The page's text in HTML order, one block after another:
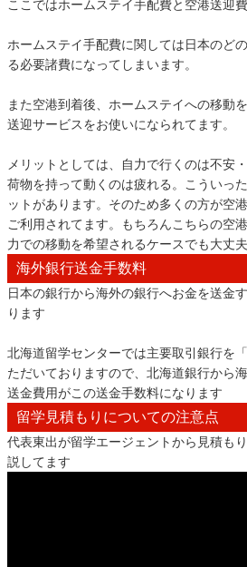
ここではホームステイ手配費と空港送迎
ホームステイ手配費に関しては日本のど
る必要諸費になってしまいます。
また空港到着後、ホームステイへの移動
送迎サービスをお使いになられてます。
メリットとしては、自力で行くのは不安
荷物を持って動くのは疲れる。こういっ
ットがあります。そのため多くの方が空
ご利用されてます。もちろんこちらの空
力での移動を希望されるケースでも大丈夫
海外銀行送金手数料
日本の銀行から海外の銀行へお金を送金
ります
北海道留学センターでは主要取引銀行を
ただいておりますので、北海道銀行から
送金費用がこの送金手数料になります
留学見積もりについての注意点
代表東出が留学エージェントから見積も
説してます